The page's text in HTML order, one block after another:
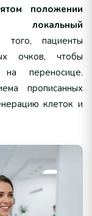
положении
локальный
пациенты
очков, чтобы
на переносице.
прописанных
клеток и